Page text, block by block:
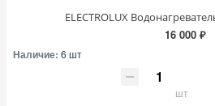
ELECTROLUX
16 000 ₽
Наличие: 6 шт
шт